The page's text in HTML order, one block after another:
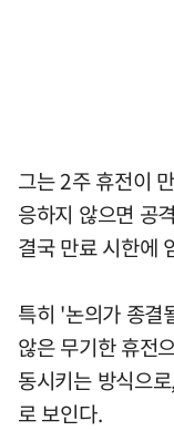
그는 2주 휴전이
응하지 않으면 공
결국 만료 시한에
특히 '논의가 종결
않은 무기한 휴전
동시키는 방식으
로 보인다.